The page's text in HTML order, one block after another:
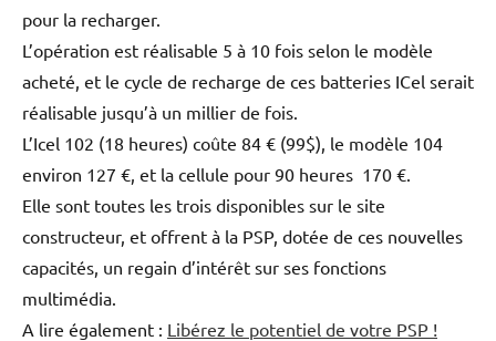
pour la recharger.
L’opération est réalisable 5 à 10 fois selon le modèle
acheté, et le cycle de recharge de ces batteries ICel serait
réalisable jusqu’à un millier de fois.
L’Icel 102 (18 heures) coûte 84 € (99$), le modèle 104
environ 127 €, et la cellule pour 90 heures 170 €.
Elle sont toutes les trois disponibles sur le site
constructeur, et offrent à la PSP, dotée de ces nouvelles
capacités, un regain d’intérêt sur ses fonctions
multimédia.
A lire également : Libérez le potentiel de votre PSP !